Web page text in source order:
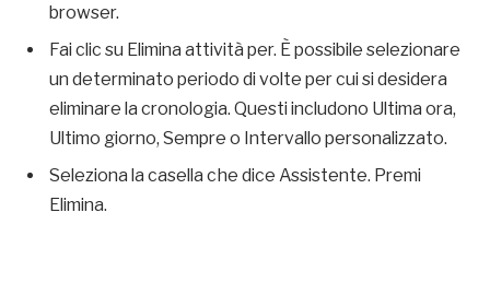
browser.
Fai clic su Elimina attività per. È possibile selezionare
un determinato periodo di volte per cui si desidera
eliminare la cronologia. Questi includono Ultima ora,
Ultimo giorno, Sempre o Intervallo personalizzato.
Seleziona la casella che dice Assistente. Premi
Elimina.